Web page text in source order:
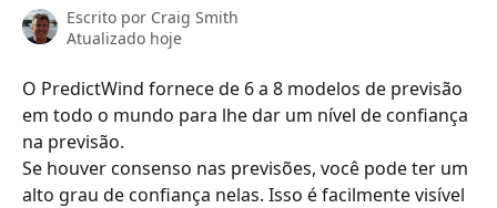
Escrito por Craig Smith
Atualizado hoje
O PredictWind fornece de 6 a 8 modelos de previsão
em todo o mundo para lhe dar um nível de confiança
na previsão.
Se houver consenso nas previsões, você pode ter um
alto grau de confiança nelas. Isso é facilmente visível